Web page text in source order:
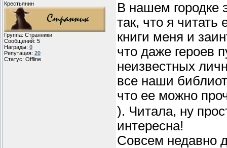
Крестьянин
Группа: Странники
Сообщений: 5
Награды: 0
Репутация: 20
Статус: Offline
В нашем городке
так, что я
книги меня и
что даже героев
неизвестных
все наши
что ее можно
). Читала, ну
интересна!
Совсем недавно